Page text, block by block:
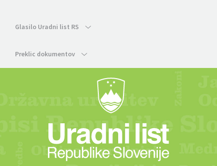
Glasilo Uradni list RS
Preklic dokumentov